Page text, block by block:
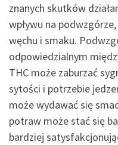
znanych skutków
wpływu na
węchu i smaku.
odpowiedzialnym
THC może zaburzać
sytości i potrzebie
może wydawać się
potraw może stać się
bardziej